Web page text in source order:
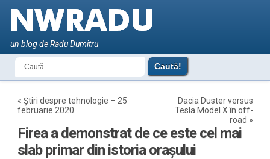
un blog de Radu Dumitru
«Știri despre tehnologie – 25
februarie 2020
Dacia Duster versus
Tesla Model X în off-
road »
Firea a demonstrat de ce este cel mai
slab primar din istoria orașului